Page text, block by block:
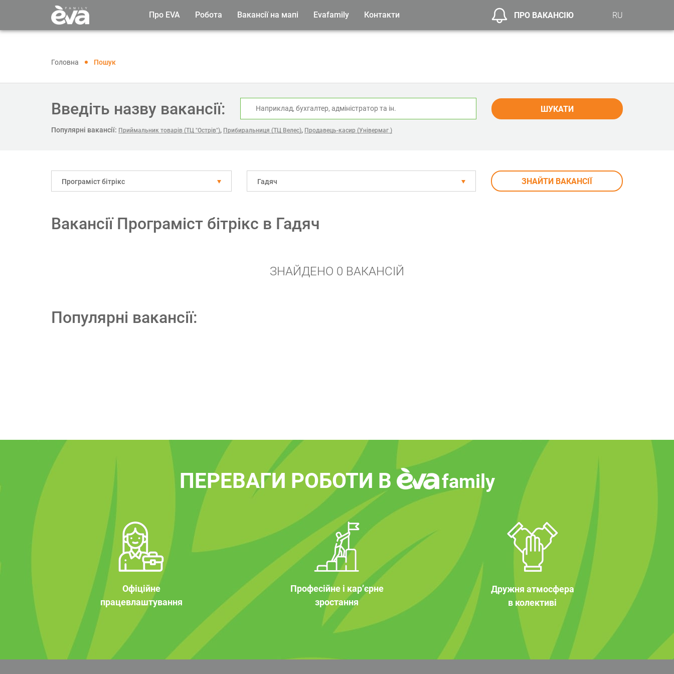
Про EVA Робота Вакансії на мапі Evafamily Контакти ПРО ВАКАНСІЮ RU
Головна Пошук
Введіть назву вакансії: ШУКАТИ
Популярні вакансії: Приймальник товарів (ТЦ "Острів"), Прибиральниця (ТЦ Велес), Продавець-касир (Універмаг )
Програміст бітрікс Гадяч ЗНАЙТИ ВАКАНСІЇ
Вакансії Програміст бітрікс в Гадяч
ЗНАЙДЕНО 0 ВАКАНСІЙ
Популярні вакансії:
ПЕРЕВАГИ РОБОТИ В family
Офіційне
працевлаштування
Професійне і кар’єрне
зростання
Дружня атмосфера
в колективі